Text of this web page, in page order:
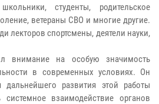
студенты, родительское
ветераны СВО и многие другие.
лекторов спортсмены, деятели науки,
внимание на особую значимость
в современных условиях. Он
развития этой работы
взаимодействие органов